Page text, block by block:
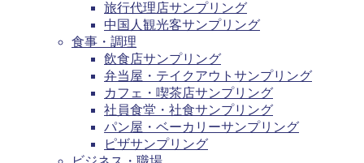
旅行代理店サンプリング
中国人観光客サンプリング
食事・調理
飲食店サンプリング
弁当屋・テイクアウトサンプリング
カフェ・喫茶店サンプリング
社員食堂・社食サンプリング
パン屋・ベーカリーサンプリング
ピザサンプリング